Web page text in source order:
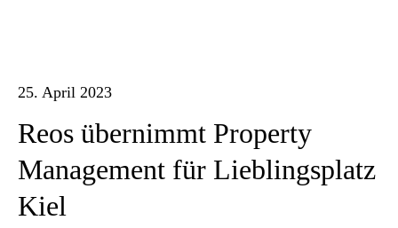
Reos übernimmt Property
Management für Lieblingsplatz
Kiel
25. April 2023